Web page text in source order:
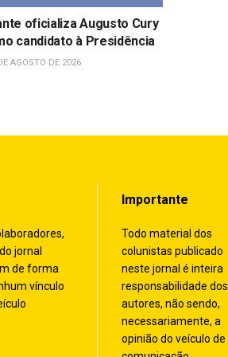
oficializa Augusto Cury
candidato à Presidência
AGOSTO DE 2026
jornal
de forma
vínculo
Importante
Todo material dos
colunistas publicado
neste jornal é inteira
responsabilidade dos
autores, não sendo,
necessariamente, a
opinião do veículo de